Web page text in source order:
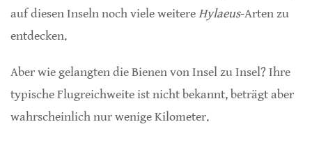
auf diesen Inseln noch viele weitereHylaeus-Arten zu
entdecken.
Aber wie gelangten die Bienen von Insel zu Insel? Ihre
typische Flugreichweite ist nicht bekannt, beträgt aber
wahrscheinlich nur wenige Kilometer.